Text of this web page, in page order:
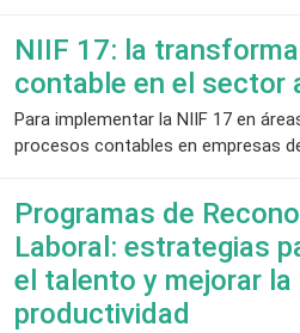
NIIF 17: la
contable en el sector
Para implementar la NIIF 17 en
procesos contables en empresas
Programas de
Laboral: estrategias
el talento y mejorar la
productividad